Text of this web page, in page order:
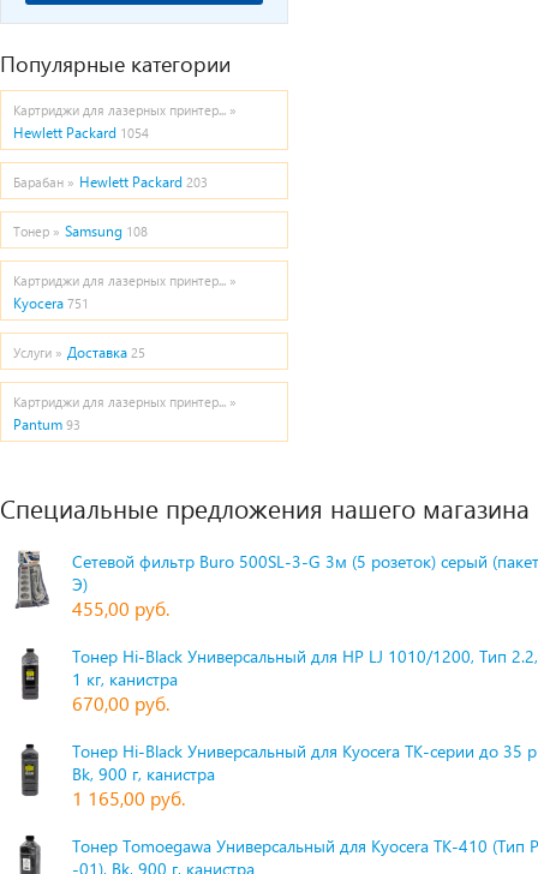
Популярные категории
Картриджи для лазерных принтер... »
Hewlett Packard 1054
Барабан » Hewlett Packard 203
Тонер » Samsung 108
Картриджи для лазерных принтер... »
Kyocera 751
Услуги » Доставка 25
Картриджи для лазерных принтер... »
Pantum 93
Специальные предложения нашего магазина
Сетевой фильтр Buro 500SL-3-G 3м (5 розеток) серый
Э)
455,00 руб.
Тонер Hi-Black Универсальный для HP LJ 1010/1200, Тип
1 кг, канистра
670,00 руб.
Тонер Hi-Black Универсальный для Kyocera TK-серии до 35
Bk, 900 г, канистра
1 165,00 руб.
Тонер Tomoegawa Универсальный для Kyocera TK-410 (Тип
-01), Bk, 900 г, канистра